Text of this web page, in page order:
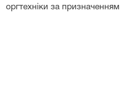
оргтехніки за